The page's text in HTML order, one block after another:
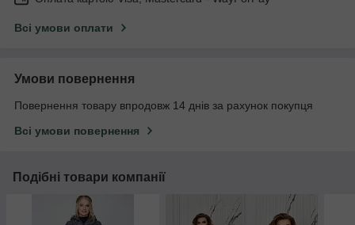
Всі умови оплати
Умови повернення
Повернення товару впродовж 14 днів за рахунок покупця
Всі умови повернення
Подібні товари компанії